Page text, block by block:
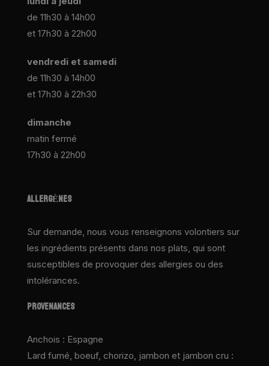
de 11h30 à 14h00
et 17h30 à 22h00
vendredi et samedi
de 11h30 à 14h00
et 17h30 à 22h30
dimanche
matin fermé
17h30 à 22h00
ALLERGÈNES
Sur demande, nous vous renseignons volontiers sur
les ingrédients présents dans nos plats, qui sont
susceptibles de provoquer des allergies ou des
intolérances.
PROVENANCES
Anchois : Espagne
Lard fumé, boeuf, chorizo, jambon et jambon cru :